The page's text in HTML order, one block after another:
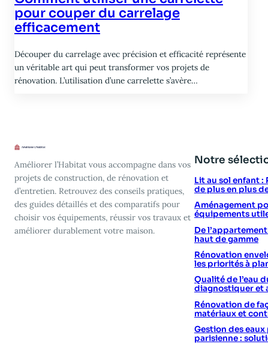
pour couper du carrelage
efficacement
Découper du carrelage avec précision et efficacité représente
un véritable art qui peut transformer vos projets de
rénovation. L’utilisation d’une carrelette s’avère…
Améliorer l’Habitat vous accompagne dans vos
projets de construction, de rénovation et
d’entretien. Retrouvez des conseils pratiques,
des guides détaillés et des comparatifs pour
choisir vos équipements, réussir vos travaux et
améliorer durablement votre maison.
Notre
Lit au sol enfant
de plus en plus
Aménagement
équipements
De
haut de gamme
Rénovation
les priorités à
Qualité de l’eau
diagnostiquer et
Rénovation de
matériaux et
Gestion des
parisienne :